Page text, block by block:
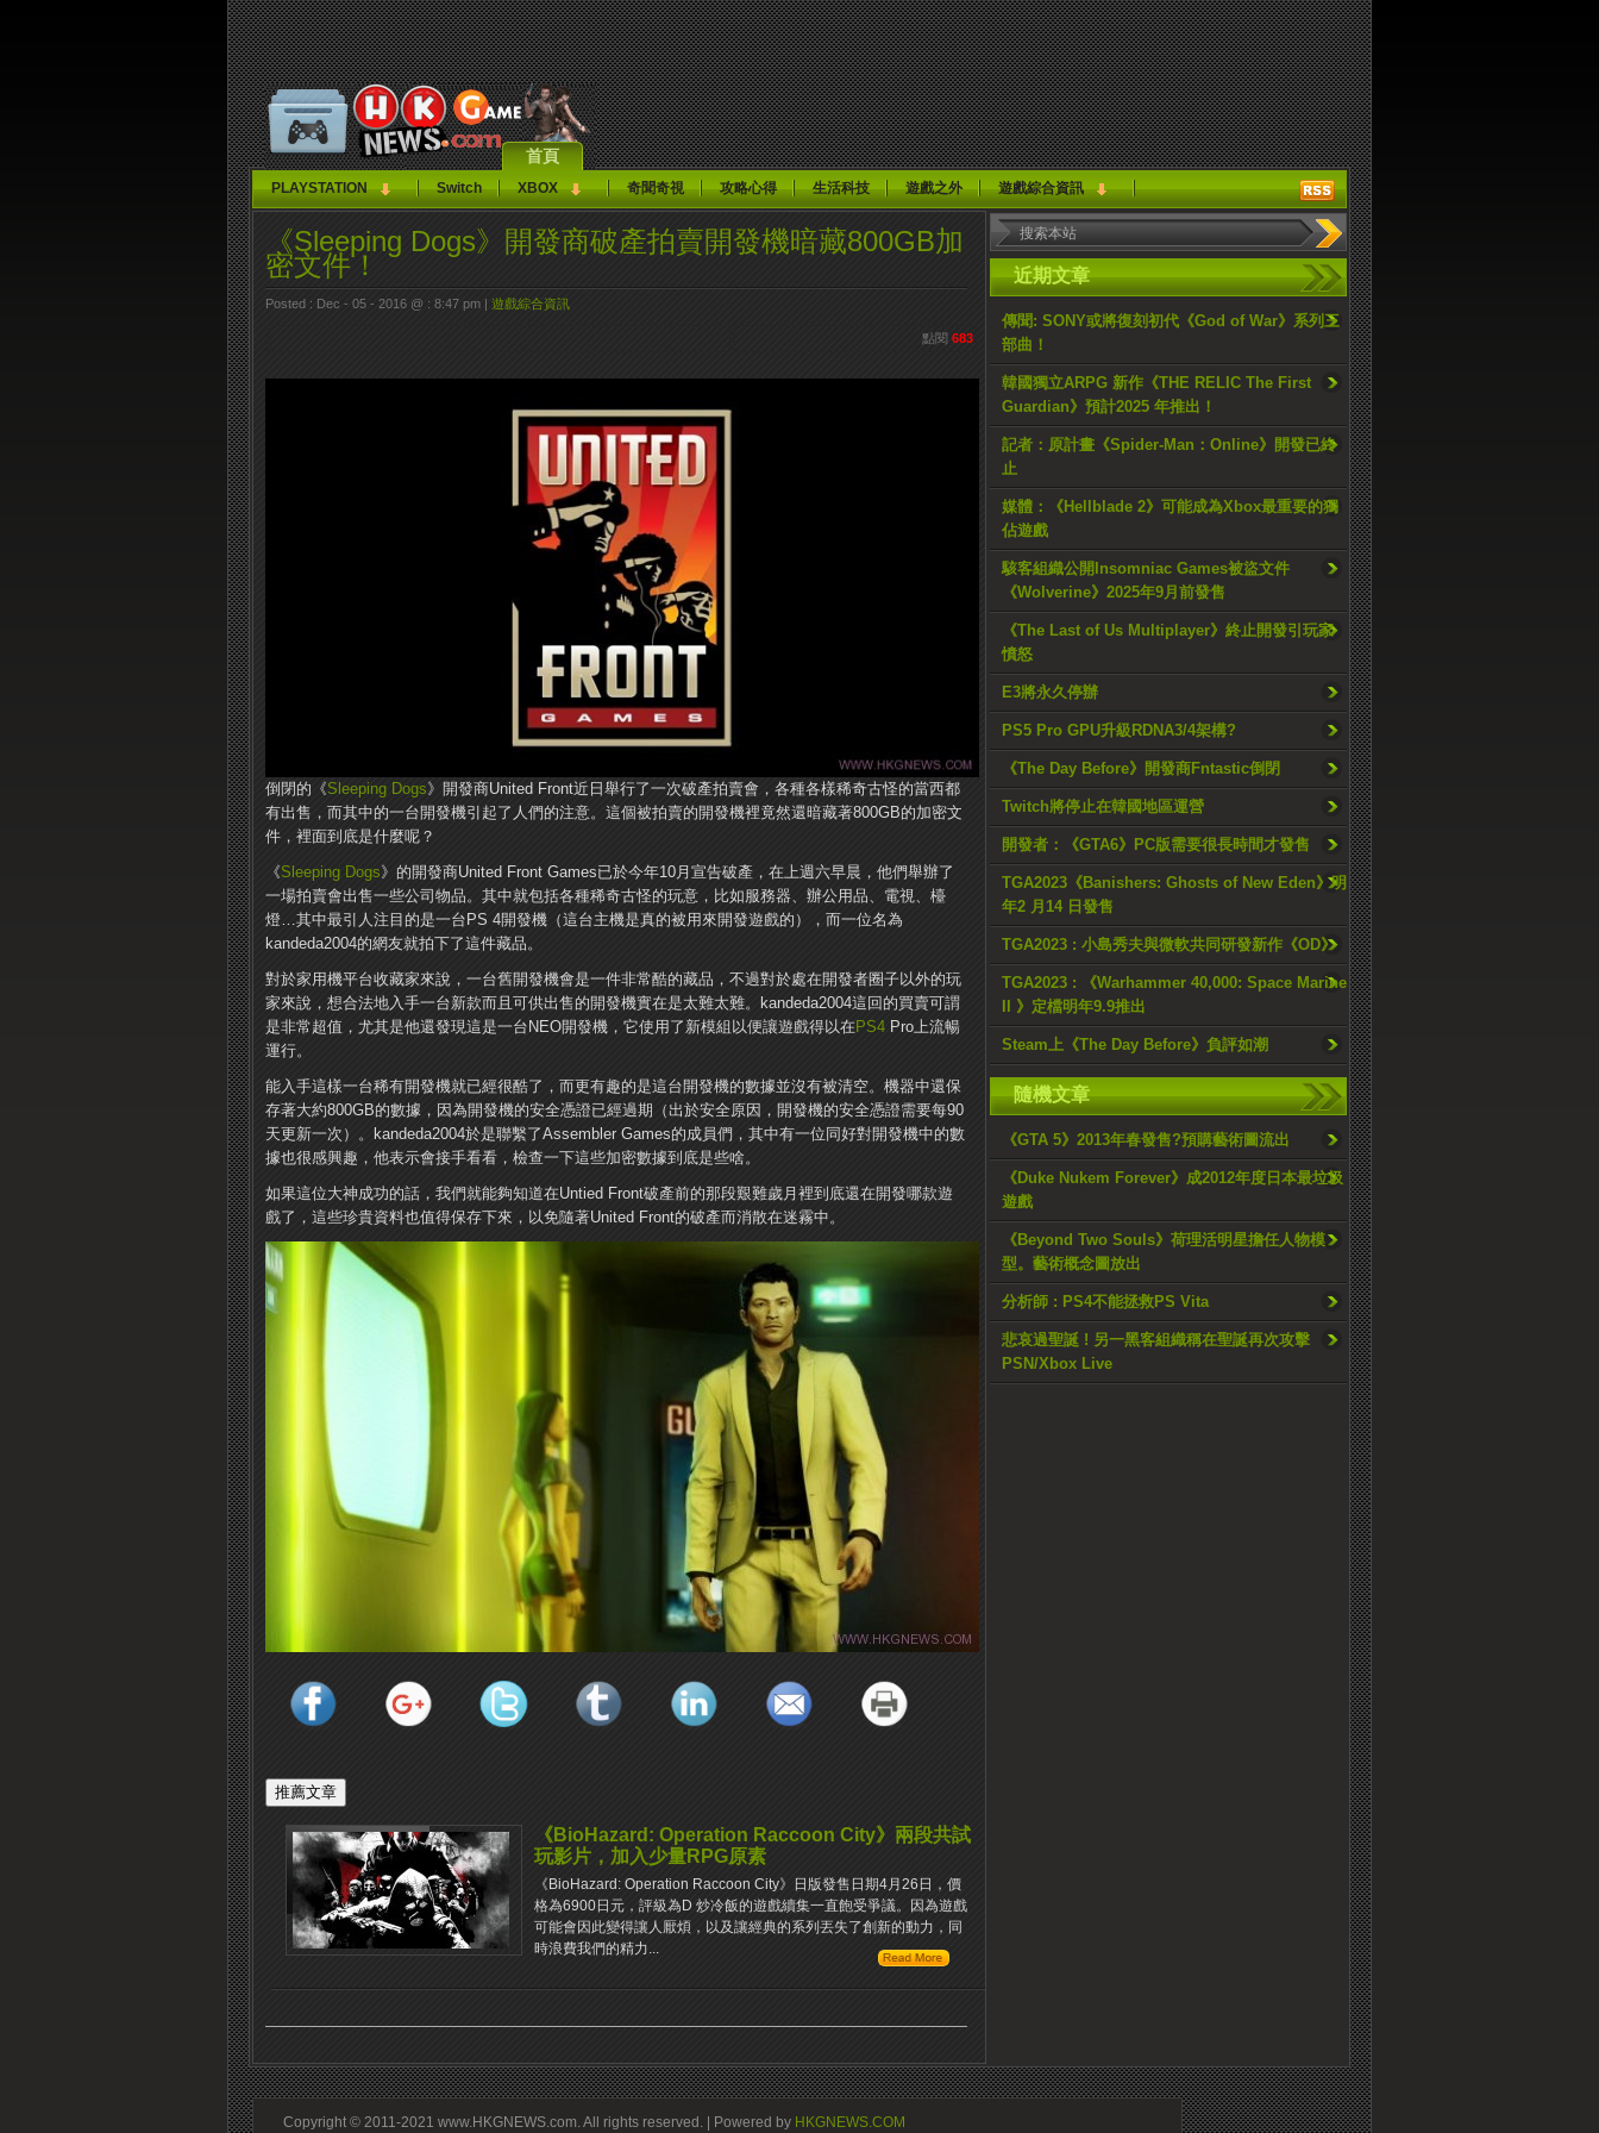
首頁
PLAYSTATION Switch XBOX 奇聞奇視 攻略心得 生活科技 遊戲之外 遊戲綜合資訊
近期文章
傳聞: SONY或將復刻初代《God of War》系列三
部曲！
韓國獨立ARPG 新作《THE RELIC The First
Guardian》預計2025 年推出！
記者：原計畫《Spider-Man：Online》開發已終
止
媒體：《Hellblade 2》可能成為Xbox最重要的獨
佔遊戲
駭客組織公開Insomniac Games被盜文件
《Wolverine》2025年9月前發售
《The Last of Us Multiplayer》終止開發引玩家
憤怒
E3將永久停辦
PS5 Pro GPU升級RDNA3/4架構?
《The Day Before》開發商Fntastic倒閉
Twitch將停止在韓國地區運營
開發者：《GTA6》PC版需要很長時間才發售
TGA2023《Banishers: Ghosts of New Eden》明
年2 月14 日發售
TGA2023 : 小島秀夫與微軟共同研發新作《OD》
TGA2023 : 《Warhammer 40,000: Space Marine
II 》定檔明年9.9推出
Steam上《The Day Before》負評如潮
隨機文章
《GTA 5》2013年春發售?預購藝術圖流出
《Duke Nukem Forever》成2012年度日本最垃圾
遊戲
《Beyond Two Souls》荷理活明星擔任人物模
型。藝術概念圖放出
分析師 : PS4不能拯救PS Vita
悲哀過聖誕 ! 另一黑客組織稱在聖誕再次攻擊
PSN/Xbox Live
《Sleeping Dogs》開發商破產拍賣開發機暗藏800GB加
密文件！
Posted : Dec - 05 - 2016 @ : 8:47 pm | 遊戲綜合資訊
點閱 683
倒閉的《Sleeping Dogs》開發商United Front近日舉行了一次破產拍賣會，各種各樣稀奇古怪的當西都
有出售，而其中的一台開發機引起了人們的注意。這個被拍賣的開發機裡竟然還暗藏著800GB的加密文
件，裡面到底是什麼呢？
《Sleeping Dogs》的開發商United Front Games已於今年10月宣告破產，在上週六早晨，他們舉辦了
一場拍賣會出售一些公司物品。其中就包括各種稀奇古怪的玩意，比如服務器、辦公用品、電視、檯
燈…其中最引人注目的是一台PS 4開發機（這台主機是真的被用來開發遊戲的），而一位名為
kandeda2004的網友就拍下了這件藏品。
對於家用機平台收藏家來說，一台舊開發機會是一件非常酷的藏品，不過對於處在開發者圈子以外的玩
家來說，想合法地入手一台新款而且可供出售的開發機實在是太難太難。kandeda2004這回的買賣可謂
是非常超值，尤其是他還發現這是一台NEO開發機，它使用了新模組以便讓遊戲得以在PS4 Pro上流暢
運行。
能入手這樣一台稀有開發機就已經很酷了，而更有趣的是這台開發機的數據並沒有被清空。機器中還保
存著大約800GB的數據，因為開發機的安全憑證已經過期（出於安全原因，開發機的安全憑證需要每90
天更新一次）。kandeda2004於是聯繫了Assembler Games的成員們，其中有一位同好對開發機中的數
據也很感興趣，他表示會接手看看，檢查一下這些加密數據到底是些啥。
如果這位大神成功的話，我們就能夠知道在Untied Front破產前的那段艱難歲月裡到底還在開發哪款遊
戲了，這些珍貴資料也值得保存下來，以免隨著United Front的破產而消散在迷霧中。
《BioHazard: Operation Raccoon City》兩段共試
玩影片，加入少量RPG原素
《BioHazard: Operation Raccoon City》日版發售日期4月26日，價
格為6900日元，評級為D 炒冷飯的遊戲續集一直飽受爭議。因為遊戲
可能會因此變得讓人厭煩，以及讓經典的系列丟失了創新的動力，同
時浪費我們的精力...
Copyright © 2011-2021 www.HKGNEWS.com. All rights reserved. | Powered by HKGNEWS.COM